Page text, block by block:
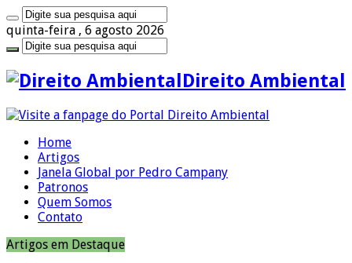
quinta-feira , 6 agosto 2026
Direito Ambiental
Home
Artigos
Janela Global por Pedro Campany
Patronos
Quem Somos
Contato
Artigos em Destaque